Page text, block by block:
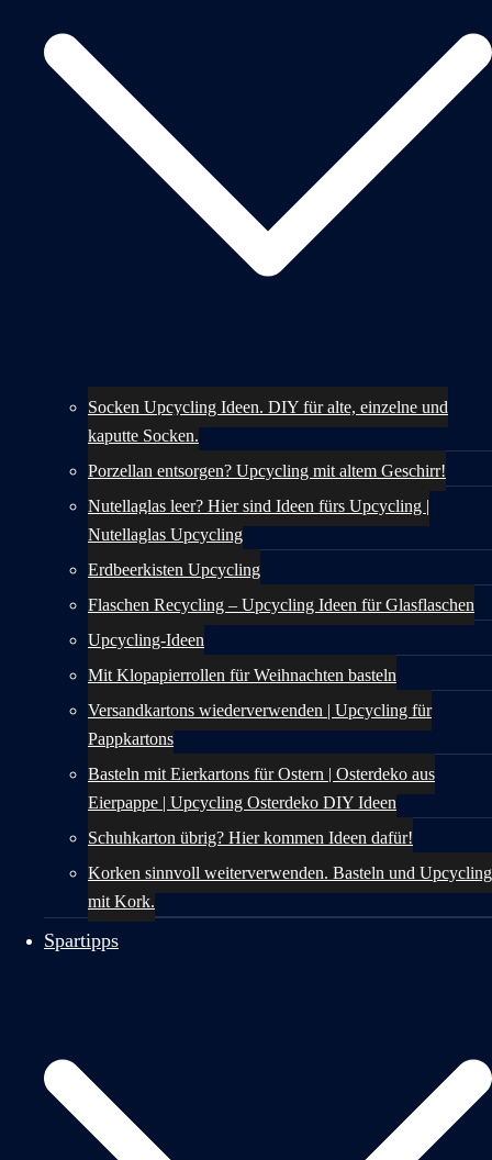
Socken Upcycling Ideen. DIY für alte, einzelne und
kaputte Socken.
Porzellan entsorgen? Upcycling mit altem Geschirr!
Nutellaglas leer? Hier sind Ideen fürs Upcycling |
Nutellaglas Upcycling
Erdbeerkisten Upcycling
Flaschen Recycling – Upcycling Ideen für Glasflaschen
Upcycling-Ideen
Mit Klopapierrollen für Weihnachten basteln
Versandkartons wiederverwenden | Upcycling für
Pappkartons
Basteln mit Eierkartons für Ostern | Osterdeko aus
Eierpappe | Upcycling Osterdeko DIY Ideen
Schuhkarton übrig? Hier kommen Ideen dafür!
Korken sinnvoll weiterverwenden. Basteln und Upcycling
mit Kork.
Spartipps